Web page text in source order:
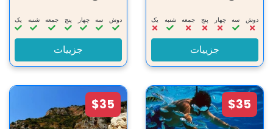
دوش سه‌ چهار پنج جمعه شنبه یک
جزییات
دوش سه‌ چهار پنج جمعه شنبه یک
جزییات
$35
$35